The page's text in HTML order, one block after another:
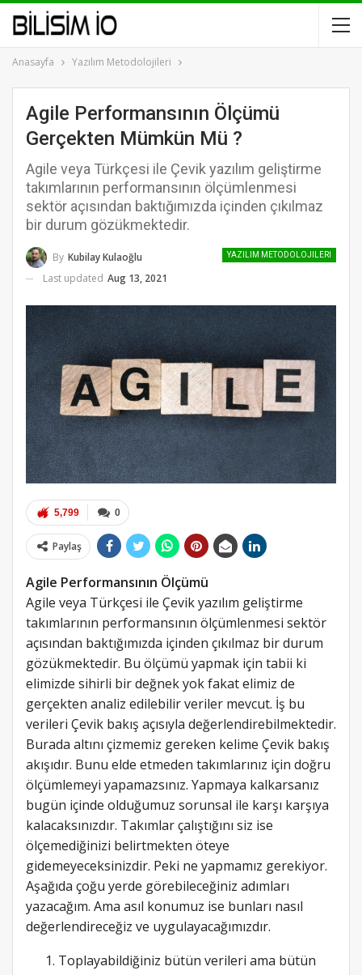
Anasayfa Yazılım Metodolojileri
Agile Performansının Ölçümü
Gerçekten Mümkün Mü ?
Agile veya Türkçesi ile Çevik yazılım geliştirme
takımlarının performansının ölçümlenmesi
sektör açısından baktığımızda içinden çıkılmaz
bir durum gözükmektedir.
YAZILIM METODOLOJILERI
By Kubilay Kulaoğlu
Last updated Aug 13, 2021
0
5,799
Paylaş
Agile Performansının Ölçümü
Agile veya Türkçesi ile Çevik yazılım geliştirme
takımlarının performansının ölçümlenmesi sektör
açısından baktığımızda içinden çıkılmaz bir durum
gözükmektedir. Bu ölçümü yapmak için tabii ki
elimizde sihirli bir değnek yok fakat elimiz de
gerçekten analiz edilebilir veriler mevcut. İş bu
verileri Çevik bakış açısıyla değerlendirebilmektedir.
Burada altını çizmemiz gereken kelime Çevik bakış
akışıdır. Bunu elde etmeden takımlarınız için doğru
ölçümlemeyi yapamazsınız. Yapmaya kalkarsanız
bugün içinde olduğumuz sorunsal ile karşı karşıya
kalacaksınızdır. Takımlar çalıştığını siz ise
ölçemediğinizi belirtmekten öteye
gidemeyeceksinizdir. Peki ne yapmamız gerekiyor.
Aşağıda çoğu yerde görebileceğiniz adımları
yazacağım. Ama asıl konumuz ise bunları nasıl
değerlendireceğiz ve uygulayacağımızdır.
Toplayabildiğiniz bütün verileri ama bütün